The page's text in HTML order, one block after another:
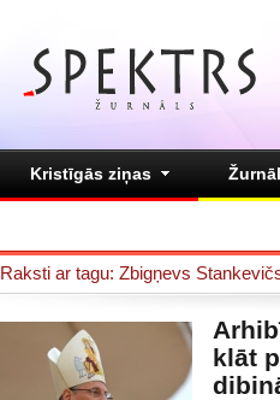
Kristīgās ziņas
Raksti ar tagu: Zbigņevs
klāt